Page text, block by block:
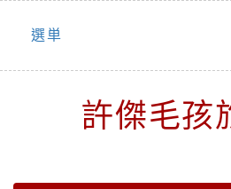
Skip
選単
許傑毛孩